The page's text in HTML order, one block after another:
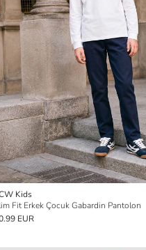
Kids
Fit Erkek Çocuk Gabardin Pantolon
EUR